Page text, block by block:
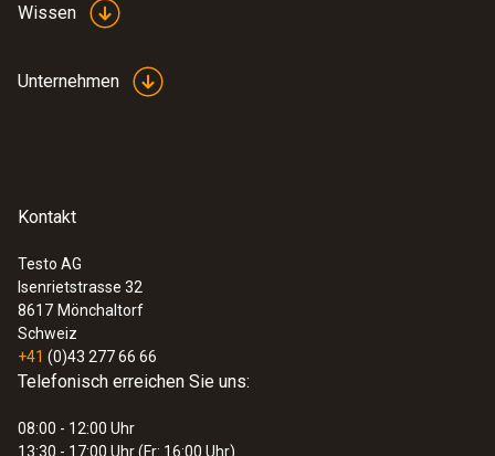
Wissen
Unternehmen
Kontakt
Testo AG
Isenrietstrasse 32
8617 Mönchaltorf
Schweiz
+41 (0)43 277 66 66
Telefonisch erreichen Sie uns:
08:00 - 12:00 Uhr
13:30 - 17:00 Uhr (Fr: 16:00 Uhr)